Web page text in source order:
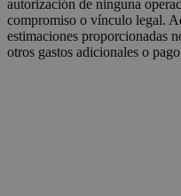
autorización de ninguna
compromiso o vínculo legal.
estimaciones proporcionadas
otros gastos adicionales o